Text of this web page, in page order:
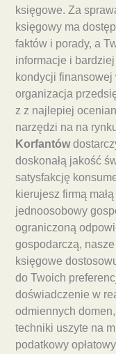
księgowe. Za
księgowy ma
faktów i porady, a
informacje i
kondycji
organizacja
z z najlepiej
narzędzi na na
Korfantów
doskonałą jakość
satysfakcję
kierujesz firmą
jednoosobowy
ograniczoną
gospodarczą,
księgowe
do Twoich
doświadczenie w
odmiennych
techniki uszyte na
podatkowy